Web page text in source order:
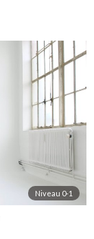
Niveau 0-1